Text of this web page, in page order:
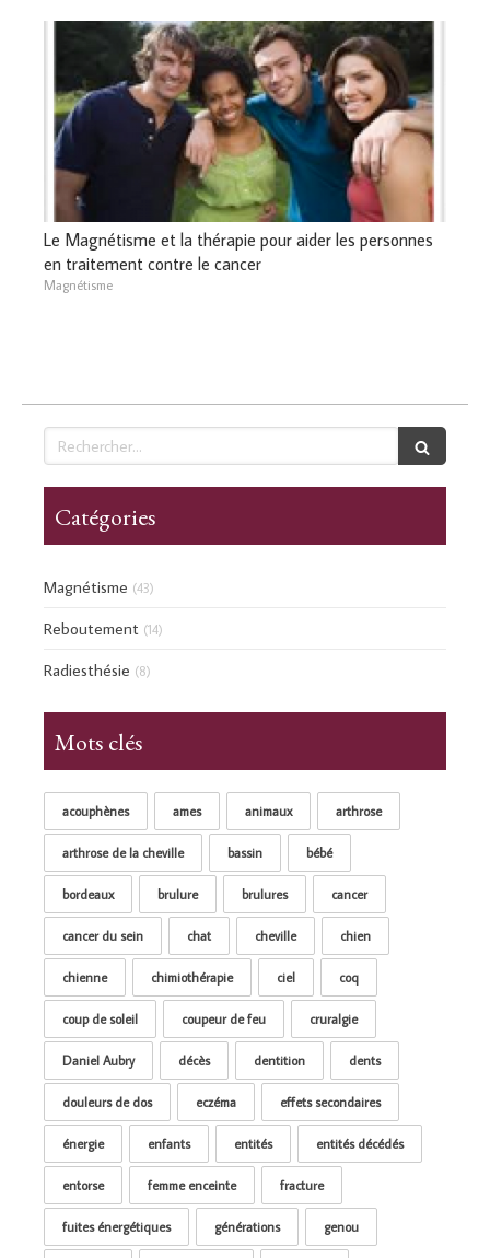
Le Magnétisme et la thérapie pour aider les personnes
en traitement contre le cancer
Magnétisme
Rechercher
Catégories
Magnétisme (43)
Reboutement (14)
Radiesthésie (8)
Mots clés
acouphènes ames animaux arthrose
arthrose de la cheville bassin bébé
bordeaux brulure brulures cancer
cancer du sein chat cheville chien
chienne chimiothérapie ciel coq
coup de soleil coupeur de feu cruralgie
Daniel Aubry décès dentition dents
douleurs de dos eczéma effets secondaires
énergie enfants entités entités décédés
entorse femme enceinte fracture
fuites énergétiques générations genou